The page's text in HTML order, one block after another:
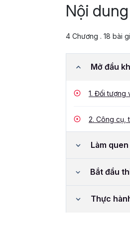
Nội
4 Chương . 18 bài
Mở đầu
1. Đối tượng
2. Công cụ,
Làm
Bắt đầu
Thực